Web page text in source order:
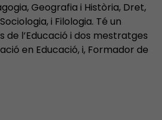
Geografia i Història, Dret,
i Filologia. Té un
l’Educació i dos mestratges
en Educació, i, Formador de